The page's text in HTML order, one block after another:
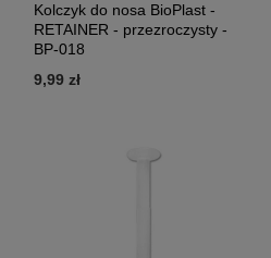
Kolczyk do nosa BioPlast -
RETAINER - przezroczysty -
BP-018
9,99 zł